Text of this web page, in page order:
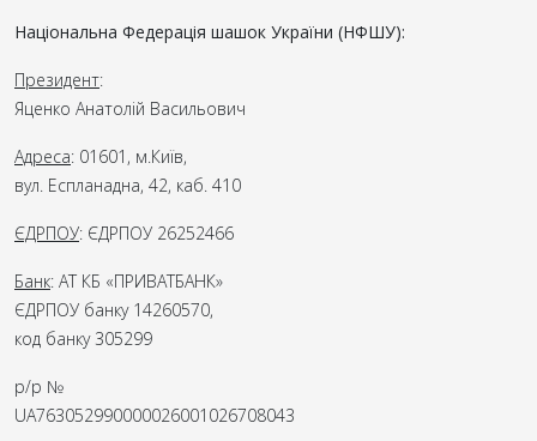
Національна Федерація шашок України (НФШУ):
Президент:
Яценко Анатолій Васильович
Адреса: 01601, м.Київ,
вул. Еспланадна, 42, каб. 410
ЄДРПОУ: ЄДРПОУ 26252466
Банк: АТ КБ «ПРИВАТБАНК»
ЄДРПОУ банку 14260570,
код банку 305299
р/р №
UA763052990000026001026708043